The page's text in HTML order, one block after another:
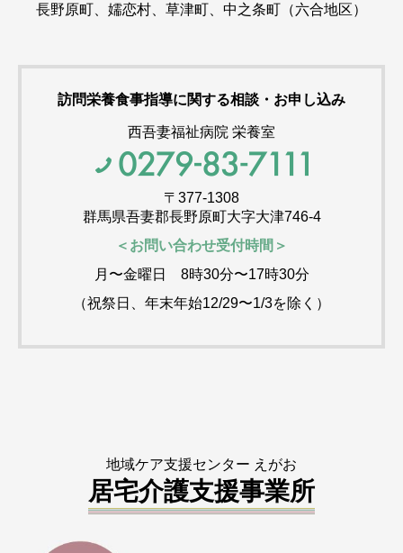
長野原町、嬬恋村、草津町、中之条町（六合地区）
訪問栄養食事指導に関する相談・お申し込み
西吾妻福祉病院 栄養室
〒377-1308
群馬県吾妻郡長野原町大字大津746-4
＜お問い合わせ受付時間＞
月〜金曜日 8時30分〜17時30分
（祝祭日、年末年始12/29〜1/3を除く）
地域ケア支援センター えがお
居宅介護支援事業所